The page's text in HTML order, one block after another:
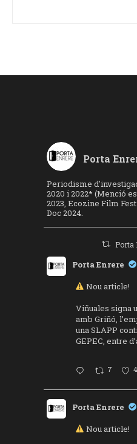
Porta
Periodisme
2020 i 2022* (Menció
2023, Ecozine Film
Doc 2024.
Porta
Porta Enrere
Nou article!
Viñuales signa
amb Griñó,
una SLAPP
GEPEC, entre
7 4
Porta Enrere
Nou article!